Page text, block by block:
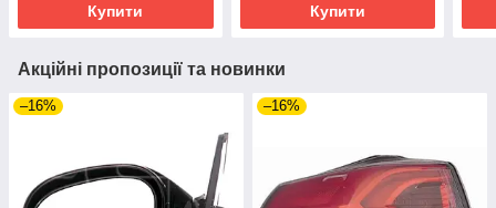
Купити Купити
Акційні пропозиції та новинки
–16% –16%